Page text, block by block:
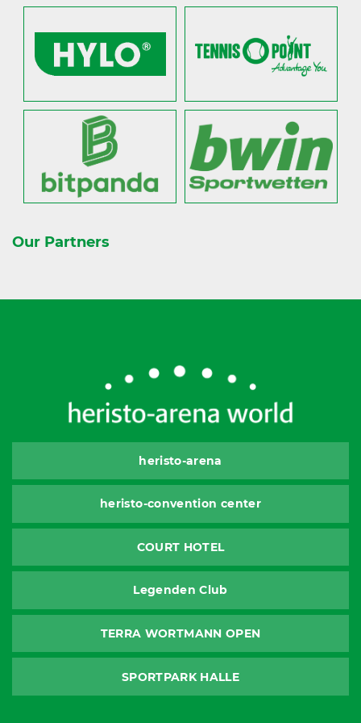
Our Partners
heristo-arena
heristo-convention center
COURT HOTEL
Legenden Club
TERRA WORTMANN OPEN
SPORTPARK HALLE